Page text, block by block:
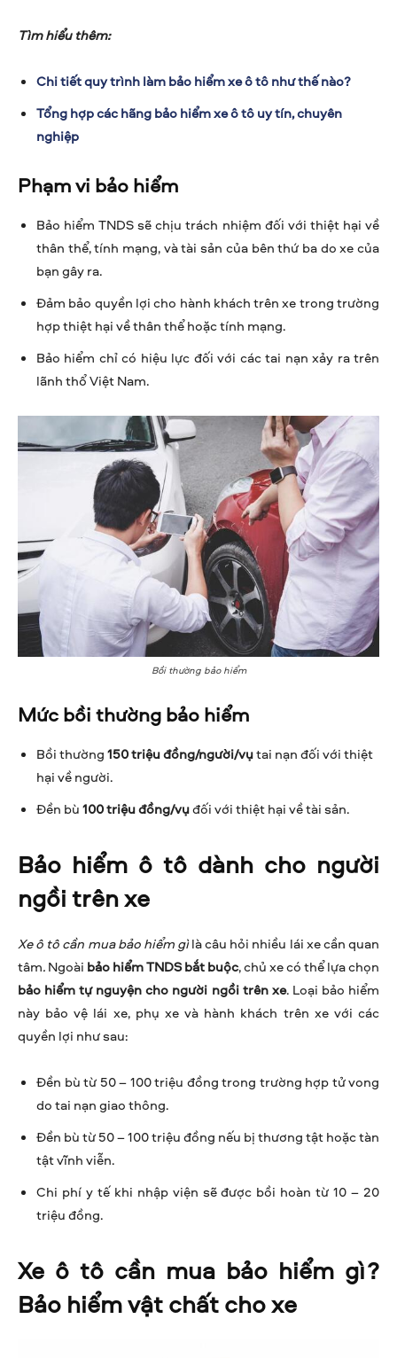
Tìm hiểu thêm:
Chi tiết quy trình làm bảo hiểm xe ô tô như thế nào?
Tổng hợp các hãng bảo hiểm xe ô tô uy tín, chuyên
nghiệp
Phạm vi bảo hiểm
Bảo hiểm TNDS sẽ chịu trách nhiệm đối với thiệt hại về
thân thể, tính mạng, và tài sản của bên thứ ba do xe của
bạn gây ra.
Đảm bảo quyền lợi cho hành khách trên xe trong trường
hợp thiệt hại về thân thể hoặc tính mạng.
Bảo hiểm chỉ có hiệu lực đối với các tai nạn xảy ra trên
lãnh thổ Việt Nam.
Bồi thường bảo hiểm
Mức bồi thường bảo hiểm
Bồi thường150 triệu đồng/người/vụtai nạn đối với thiệt
hại về người.
Đền bù100 triệu đồng/vụđối với thiệt hại về tài sản.
Bảo hiểm ô tô dành cho người
ngồi trên xe
Xe ô tô cần mua bảo hiểm gìlà câu hỏi nhiều lái xe cần quan
tâm.Ngoài bảo hiểm TNDS bắt buộc, chủ xe có thể lựa chọn
bảo hiểm tự nguyện cho người ngồi trên xe. Loại bảo hiểm
này bảo vệ lái xe, phụ xe và hành khách trên xe với các
quyền lợi như sau:
Đền bù từ 50 – 100 triệu đồng trong trường hợp tử vong
do tai nạn giao thông.
Đền bù từ 50 – 100 triệu đồng nếu bị thương tật hoặc tàn
tật vĩnh viễn.
Chi phí y tế khi nhập viện sẽ được bồi hoàn từ 10 – 20
triệu đồng.
Xe ô tô cần mua bảo hiểm gì?
Bảo hiểm vật chất cho xe